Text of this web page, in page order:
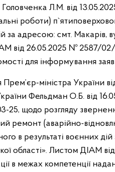
Л.М. від
роботи)
за адресою: смт. Макарів,
від 26.05.2025 № 2587/02/
для інформування
міністра України
Фельдман О.Б. від
25, щодо розгляду
ремонт (аварійно-
в результаті воєнних
області». Листом ДІАМ
в межах компетенції